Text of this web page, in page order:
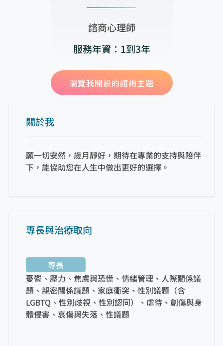
諮商心理師
服務年資：1到3年
瀏覽我開設的諮詢主題
關於我
願一切安然，歲月靜好，期待在專業的支持與陪伴
下，能協助您在人生中做出更好的選擇。
專長與治療取向
專長
憂鬱、壓力、焦慮與恐慌、情緒管理、人際關係議
題、親密關係議題、家庭衝突、性別議題（含
LGBTQ、性別歧視、性別認同）、虐待、創傷與身
體侵害、哀傷與失落、性議題